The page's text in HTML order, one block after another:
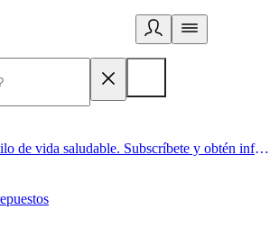
Acá comienza un estilo de vida saludable. Subscríbete y obtén información de primera mano